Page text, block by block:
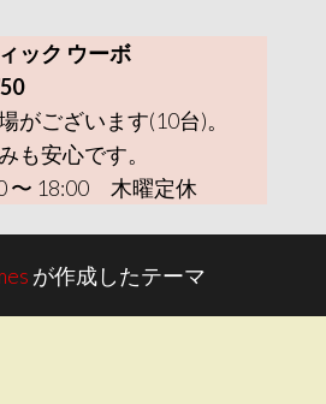
ック ウーボ
ございます(10台)。
も安心です。
〜 18:00 木曜定休
が作成したテーマ